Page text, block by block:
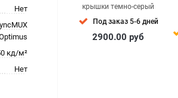
Нет
кд/м²
Нет
крышки темно-серый
Под заказ 5-6 дней
2900.00руб